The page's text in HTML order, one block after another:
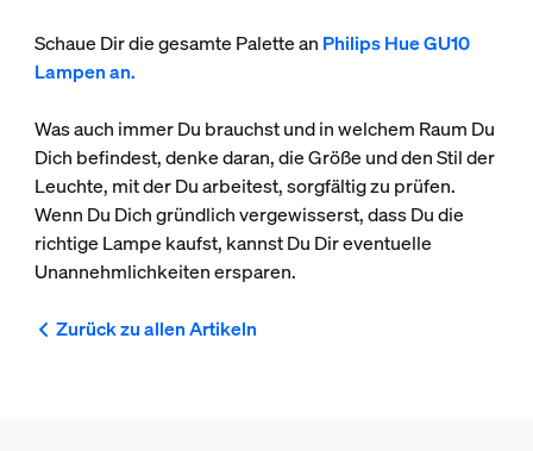
Schaue Dir die gesamte Palette an Philips Hue GU10
Lampen an.
Was auch immer Du brauchst und in welchem Raum Du
Dich befindest, denke daran, die Größe und den Stil der
Leuchte, mit der Du arbeitest, sorgfältig zu prüfen.
Wenn Du Dich gründlich vergewisserst, dass Du die
richtige Lampe kaufst, kannst Du Dir eventuelle
Unannehmlichkeiten ersparen.
Zurück zu allen Artikeln